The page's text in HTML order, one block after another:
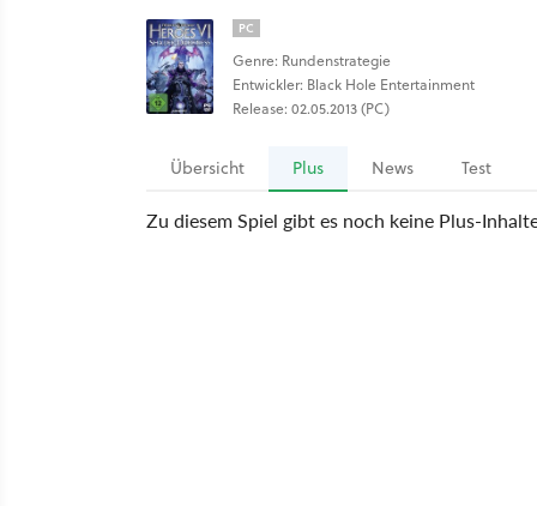
PC
Genre: Rundenstrategie
Entwickler: Black Hole Entertainment
Release: 02.05.2013 (PC)
Übersicht Plus News Test
Zu diesem Spiel gibt es noch keine Plus-